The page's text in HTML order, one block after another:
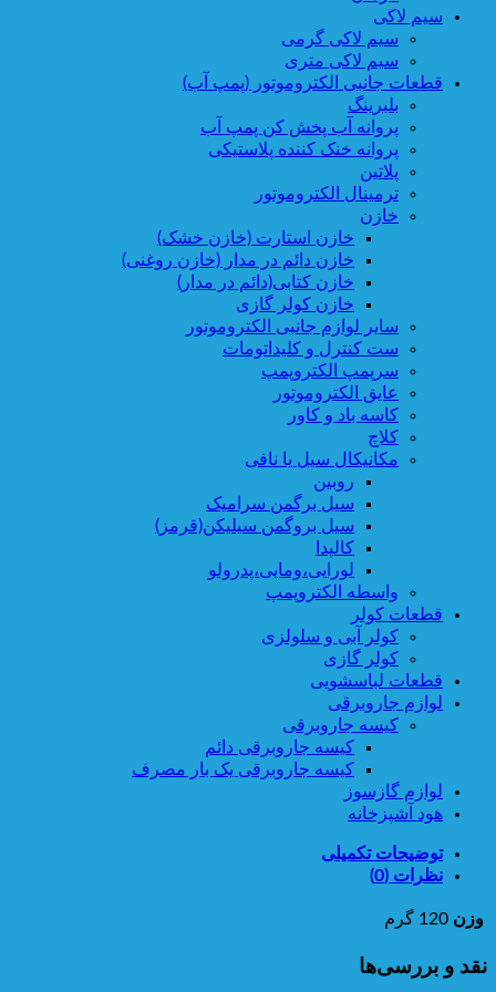
سیم لاکی
سیم لاکی گرمی
سیم لاکی متری
قطعات جانبی الکتروموتور (پمپ آب)
بلبرینگ
پروانه آب پخش کن پمپ آب
پروانه خنک کننده پلاستیکی
پلاتین
ترمینال الکتروموتور
خازن
خازن استارت (خازن خشک)
خازن دائم در مدار (خازن روغنی)
خازن کتابی(دائم در مدار)
خازن کولر گازی
سایر لوازم جانبی الکتروموتور
ست کنترل و کلیداتومات
سرپمپ الکتروپمپ
عایق الکتروموتور
کاسه باد و کاور
کلاچ
مکانیکال سیل یا نافی
روبین
سیل برگمن سرامیک
سیل بروگمن سیلیکن(قرمز)
کالپدا
لورایی،ومایی،پدرولو
واسطه الکتروپمپ
قطعات کولر
کولر آبی و سلولزی
کولر گازی
قطعات لباسشویی
لوازم جاروبرقی
کیسه جاروبرقی
کیسه جاروبرقی دائم
کیسه جاروبرقی یک بار مصرف
لوازم گازسوز
هود آشپزخانه
توضیحات تکمیلی
نظرات (0)
وزن 120 گرم
نقد و بررسی‌ها